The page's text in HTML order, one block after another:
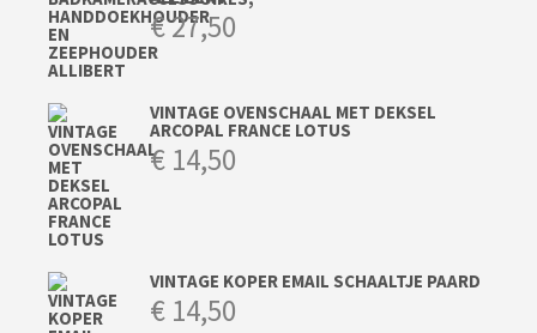
€27,50
VINTAGE OVENSCHAAL MET DEKSEL
ARCOPAL FRANCE LOTUS
€ 14,50
VINTAGE KOPER EMAIL SCHAALTJE PAARD
€ 14,50